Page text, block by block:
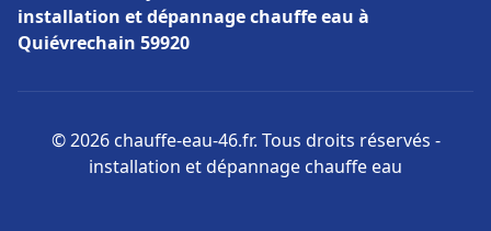
installation et dépannage chauffe eau à
Quiévrechain 59920
© 2026 chauffe-eau-46.fr. Tous droits réservés -
installation et dépannage chauffe eau